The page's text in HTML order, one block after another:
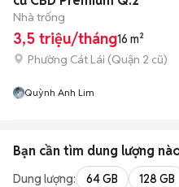
Nhà trống
3,5 triệu/tháng16 m²
Phường Cát Lái (Quận 2 cũ)
Quỳnh Anh Lim
Bạn cần tìm dung lượng
Dung lượng: 64 GB 128 GB